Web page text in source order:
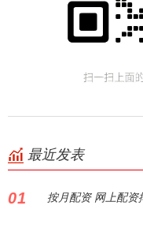
最近发表
01 按月配资